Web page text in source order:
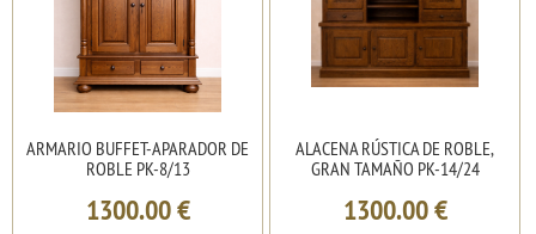
ARMARIO BUFFET-APARADOR DE
ROBLE PK-8/13
1300.00€
ALACENA RÚSTICA DE ROBLE,
GRAN TAMAÑO PK-14/24
1300.00€